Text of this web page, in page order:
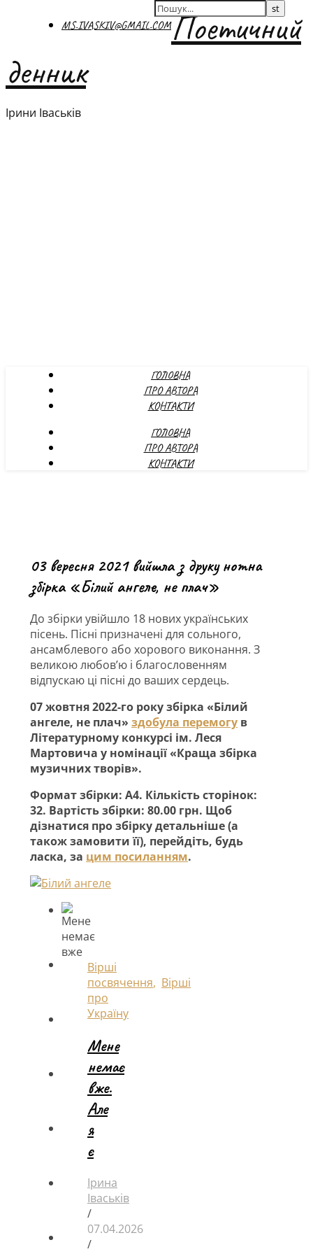
MS.IVASKIV@GMAIL.COMПоетичний
денник
Ірини Іваськів
ГОЛОВНА
ПРО АВТОРА
КОНТАКТИ
ГОЛОВНА
ПРО АВТОРА
КОНТАКТИ
03 вересня 2021 вийшла з друку нотна
збірка «Білий ангеле, не плач»
До збірки увійшло 18 нових українських
пісень. Пісні призначені для сольного,
ансамблевого або хорового виконання. З
великою любов’ю і благословенням
відпускаю ці пісні до ваших сердець.
07 жовтня 2022-го року збірка «Білий
ангеле, не плач» здобула перемогу в
Літературному конкурсі ім. Леся
Мартовича у номінації «Краща збірка
музичних творів».
Формат збірки: А4. Кількість сторінок:
32. Вартість збірки: 80.00 грн. Щоб
дізнатися про збірку детальніше (а
також замовити її), перейдіть, будь
ласка, за цим посиланням.
Вірші
посвячення, Вірші
про
Україну
Мене
немає
вже.
Але
я
є
Ірина
Іваськів
/
07.04.2026
/